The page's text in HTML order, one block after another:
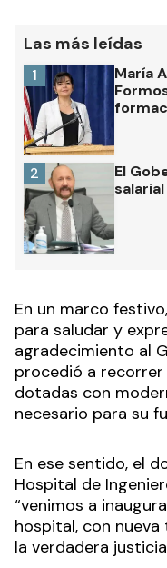
Las más leídas
María
1
El
2
En un marco
para saludar y
agradecimiento al
procedió a
dotadas con
necesario para su
En ese sentido, el
Hospital de
“venimos a
hospital, con
la verdadera